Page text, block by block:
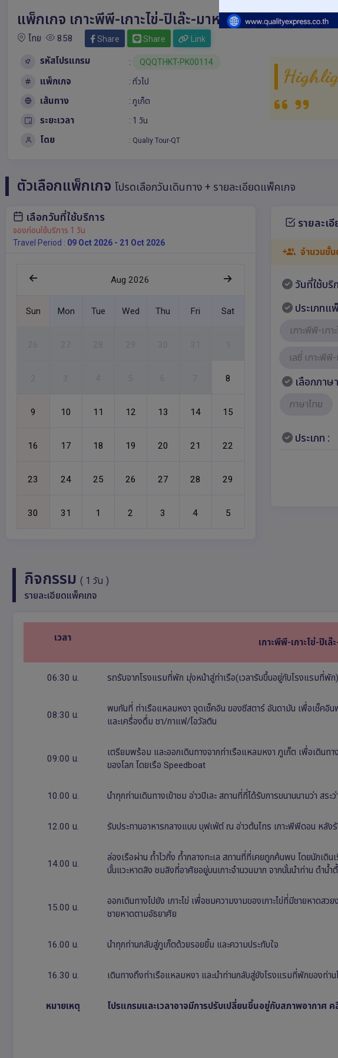
แพ็กเกจ เกาะพีพี-เกาะไข่-ปิเล๊ะ-มาหยา (เรือสปีดโบ๊ท)
ไทย 858 Share Share Link
รหัสโปรแกรม : QQQTHKT-PK00114
แพ็กเกจ : ทั่วไป
เส้นทาง : ภูเก็ต
ระยะเวลา : 1 วัน
โดย : Qualiy Tour-QT
ตัวเลือกแพ็กเกจโปรดเลือกวันเดินทาง + รายละเอียดแพ็คเกจ
เลือกวันที่ใช้บริการ
จองก่อนใช้บริการ 1 วัน
Travel Period : 09 Oct 2026 - 21 Oct 2026
Aug 2026
Sun Mon Tue Wed Thu Fri Sat
รายละเ
จำนวนขั้
วันที่ใช้บริ
ประเภทแ
เกาะพีพี-เกา
เลซี่ เกาะพี
เลือกภาษา
ภาษาไทย
ประเภท :
กิจกรรม( 1 วัน )
รายละเอียดแพ็คเกจ
เวลา เกาะพีพี-เกาะไข่-ปิเ
06:30 น. รถรับจากโรงแรมที่พัก มุ่งหน้าสู่ท่าเรือ(เวลารับขึ้นอยู่กับโรงแรมที่พัก)
08:30 น.
พบกันที่ ท่าเรือแหลมหงา จุดเช็คอิน ของซีสตาร์ อันดามัน เพื่อเช็คอิ
และเครื่องดื่ม ชา/กาแฟ/โอวัลติน
09:00 น.
เตรียมพร้อม และออกเดินทางจากท่าเรือแหลมหงา ภูเก็ต เพื่อเดินท
ของโลก โดยเรือ Speedboat
10.00 น. นำทุกท่านเดินทางเข้าชม อ่าวปิเละ สถานที่ที่ได้รับการขนานนามว่า สระว่
12.00 น. รับประทานอาหารกลางแบบ บุฟเฟ่ต์ ณ อ่าวต้นไทร เกาะพีพีดอน หลัง
14.00 น.
ล่องเรือผ่าน ถ้ำไวกิ้ง ถ้ำกลางทะเล สถานที่ที่เคยถูกค้นพบ โดยนักเดิ
นั้นแวะหาดลิง ชมลิงที่อาศัยอยู่บนเกาะจำนวนมาก จากนั้นนำท่าน ดำน้ำ
15.00 น.
ออกเดินทางไปยัง เกาะไข่ เพื่อชมความงามของเกาะไข่ที่มีชายหาดส
ชายหาดตามอัธยาศัย
16.00 น. นำทุกท่านกลับสู่ภูเก็ตด้วยรอยยิ้ม และความประทับใจ
16.30 น. เดินทางถึงท่าเรือแหลมหงา และนำท่านกลับสู่ยังโรงแรมที่พักของท่า
หมายเหตุ โปรแกรมและเวลาอาจมีการปรับเปลี่ยนขึ้นอยู่กับสภาพอากาศ ค